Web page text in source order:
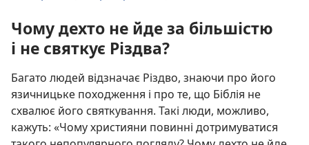
Чому дехто не йде за більшістю
і не святкує Різдва?
Багато людей відзначає Різдво, знаючи про його
язичницьке походження і про те, що Біблія не
схвалює його святкування. Такі люди, можливо,
кажуть: «Чому християни повинні дотримуватися